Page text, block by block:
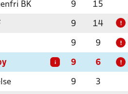
BK 9 15
9 14 !
9 9 !
i 9 6 !
9 3